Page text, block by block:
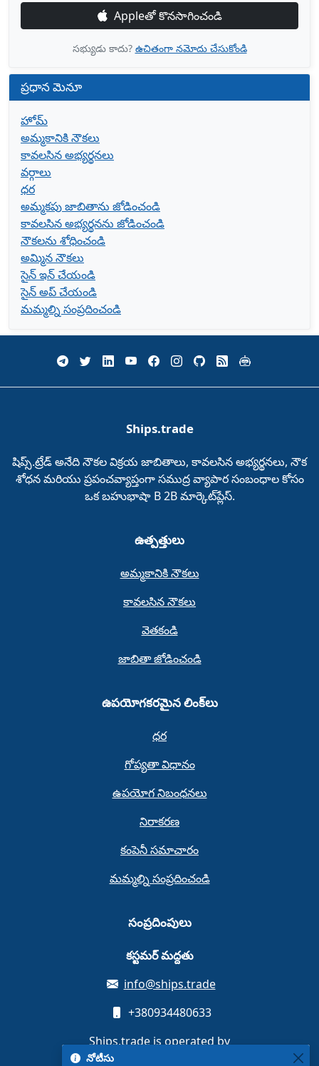
Appleతో కొనసాగించండి
సభ్యుడు కాదు? ఉచితంగా నమోదు చేసుకోండి
ప్రధాన మెనూ
హోమ్
అమ్మకానికి నౌకలు
కావలసిన అభ్యర్థనలు
వర్గాలు
ధర
అమ్మకపు జాబితాను జోడించండి
కావలసిన అభ్యర్థనను జోడించండి
నౌకలను శోధించండి
అమ్మిన నౌకలు
సైన్ ఇన్ చేయండి
సైన్ అప్ చేయండి
మమ్మల్ని సంప్రదించండి
Ships.trade
షిప్స్.ట్రేడ్‌ అనేది నౌకల విక్రయ జాబితాలు, కావలసిన అభ్యర్థనలు, నౌక
శోధన మరియు ప్రపంచవ్యాప్తంగా సముద్ర వ్యాపార సంబంధాల కోసం
ఒక బహుభాషా B 2B మార్కెట్‌ప్లేస్‌.
ఉత్పత్తులు
అమ్మకానికి నౌకలు
కావలసిన నౌకలు
వెతకండి
జాబితా జోడించండి
ఉపయోగకరమైన లింక్‌లు
ధర
గోప్యతా విధానం
ఉపయోగ నిబంధనలు
నిరాకరణ
కంపెనీ సమాచారం
మమ్మల్ని సంప్రదించండి
సంప్రదింపులు
కస్టమర్ మద్దతు
info@ships.trade
+380934480633
Ships.trade is operated by
MB Unit media platform
నోటీసు